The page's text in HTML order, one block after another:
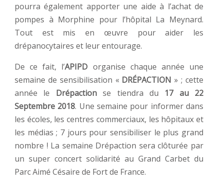
pourra également apporter une aide à l’achat de
pompes à Morphine pour l’hôpital La Meynard.
Tout est mis en œuvre pour aider les
drépanocytaires et leur entourage.
De ce fait, l’APIPD organise chaque année une
semaine de sensibilisation « DRÉPACTION » ; cette
année le Drépactionse tiendra du 17 au 22
Septembre 2018. Une semaine pour informer dans
les écoles, les centres commerciaux, les hôpitaux et
les médias ; 7 jours pour sensibiliser le plus grand
nombre ! La semaine Drépaction sera clôturée par
un super concert solidarité au Grand Carbet du
Parc Aimé Césaire de Fort de France.